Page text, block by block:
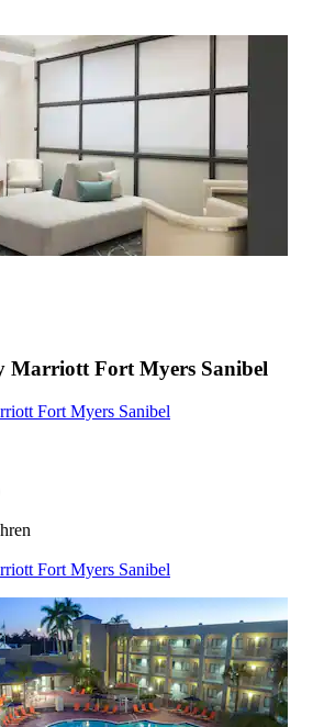
Marriott Fort Myers Sanibel
Fort Myers Sanibel
Fort Myers Sanibel